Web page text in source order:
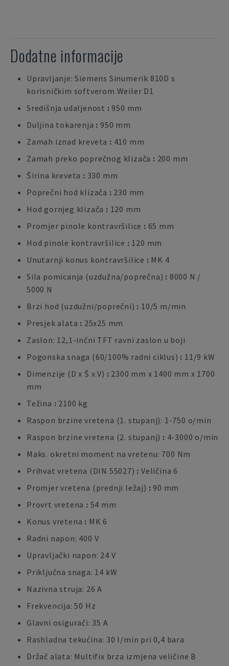
Dodatne informacije
Upravljanje: Siemens Sinumerik 810D s
korisničkim softverom Weiler D1
Središnja udaljenost : 950 mm
Duljina tokarenja : 950 mm
Zamah iznad kreveta : 410 mm
Zamah preko poprečnog klizača : 200 mm
Širina kreveta : 330 mm
Poprečni hod klizača : 230 mm
Hod gornjeg klizača : 120 mm
Promjer pinole kontravršilice : 65 mm
Hod pinole kontravršilice : 120 mm
Unutarnji konus kontravršilice : MK 4
Sila pomicanja (uzdužna/poprečna) : 8000 N /
5000 N
Brzi hod (uzdužni/poprečni) : 10/5 m/min
Presjek alata : 25x25 mm
Zaslon: 12,1-inčni TFT ravni zaslon u boji
Pogonska snaga (60/100% radni ciklus) : 11/9 kW
Dimenzije (D x Š x V) : 2300 mm x 1400 mm x 1700
mm
Težina : 2100 kg
Raspon brzine vretena (1. stupanj): 1-750 o/min
Raspon brzine vretena (2. stupanj) : 4-3000 o/min
Maks. okretni moment na vretenu: 700 Nm
Prihvat vretena (DIN 55027) : Veličina 6
Promjer vretena (prednji ležaj) : 90 mm
Provrt vretena : 54 mm
Konus vretena : MK 6
Radni napon: 400 V
Upravljački napon: 24 V
Priključna snaga: 14 kW
Nazivna struja: 26 A
Frekvencija: 50 Hz
Glavni osigurači: 35 A
Rashladna tekućina: 30 l/min pri 0,4 bara
Držač alata: Multifix brza izmjena veličine B